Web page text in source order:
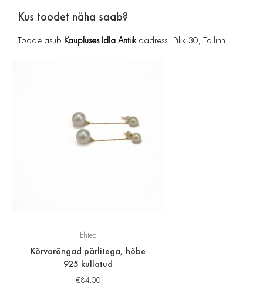
Kus toodet näha saab?
Toode asub Kaupluses Idla Antiikaadressil Pikk 30, Tallinn
Ehted
Kõrvarõngad pärlitega, hõbe
925 kullatud
€84.00